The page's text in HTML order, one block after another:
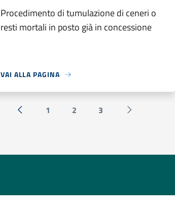
Procedimento di tumulazione di ceneri o
resti mortali in posto già in concessione
VAI ALLA PAGINA
« Precedente
1 2 3
Successiva »